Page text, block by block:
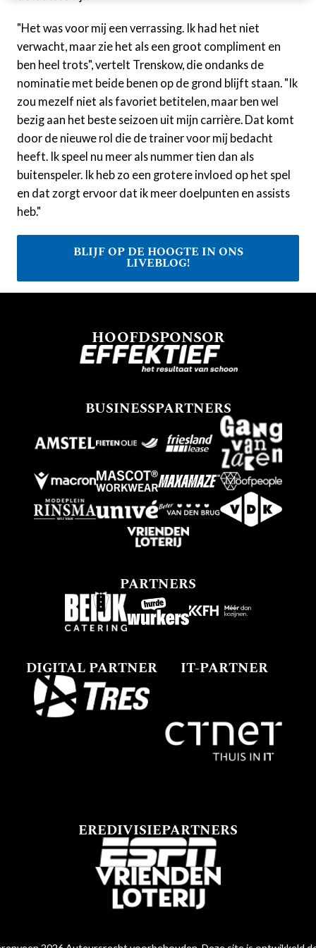
"Het was voor mij een verrassing. Ik had het niet
verwacht, maar zie het als een groot compliment en
ben heel trots", vertelt Trenskow, die ondanks de
nominatie met beide benen op de grond blijft staan. "Ik
zou mezelf niet als favoriet betitelen, maar ben wel
bezig aan het beste seizoen uit mijn carrière. Dat komt
door de nieuwe rol die de trainer voor mij bedacht
heeft. Ik speel nu meer als nummer tien dan als
buitenspeler. Ik heb zo een grotere invloed op het spel
en dat zorgt ervoor dat ik meer doelpunten en assists
heb."
BLIJF OP DE HOOGTE IN ONS
LIVEBLOG!
HOOFDSPONSOR
BUSINESSPARTNERS
PARTNERS
DIGITAL PARTNER IT-PARTNER
EREDIVISIEPARTNERS